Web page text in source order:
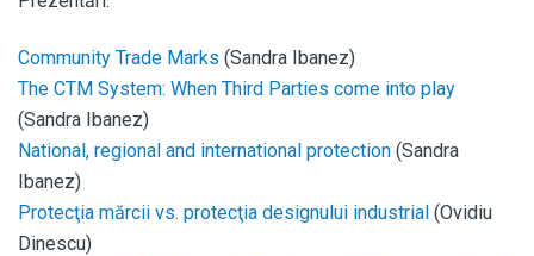
Community Trade Marks (Sandra Ibanez)
The CTM System: When Third Parties come into play
(Sandra Ibanez)
National, regional and international protection (Sandra
Ibanez)
Protecţia mărcii vs. protecţia designului industrial (Ovidiu
Dinescu)